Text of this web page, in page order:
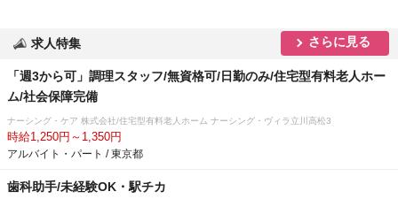
求人特集 さらに見る
「週3から可」調理スタッフ/無資格可/日勤のみ/住宅型有料老人ホー
ム/社会保障完備
ナーシング・ケア 株式会社/住宅型有料老人ホーム ナーシング・ヴィラ立川高松3
時給1,250円～1,350円
アルバイト・パート / 東京都
歯科助手/未経験OK・駅チカ